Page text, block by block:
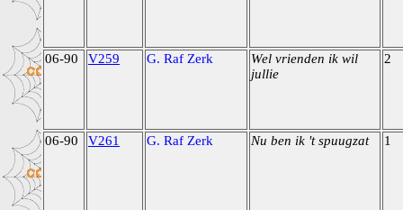
06-90 V259 G. Raf Zerk
Wel vrienden ik wil
jullie
2
06-90 V261 G. Raf Zerk Nu ben ik 't spuugzat 1